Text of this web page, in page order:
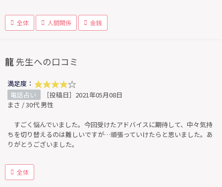
全体 人間関係 金銭
龍 先生への口コミ
満足度：
電話占い
［投稿日］2021年05月08日
まさ / 30代 男性
すごく悩んでいました。今回受けたアドバイスに期待して、中々気持
ちを切り替えるのは難しいですが…頑張っていけたらと思いました。あ
りがとうございました。
全体